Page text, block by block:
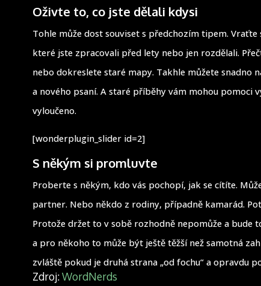
Oživte to, co jste dělali kdysi
Tohle může dost souviset s předchozím tipem.
které jste zpracovali před lety nebo jen rozdělali.
nebo dokreslete staré mapy. Takhle můžete snadno
a nového psaní. A staré příběhy vám mohou pomoci
vyloučeno.
[wonderplugin_slider id=2]
S někým si promluvte
Proberte s někým, kdo vás pochopí, jak se cítíte.
partner. Nebo někdo z rodiny, případně kamarád.
Protože držet to v sobě rozhodně nepomůže a bude
a pro někoho to může být ještě těžší než samotná
zvláště pokud je druhá strana „od fochu“ a opravdu
Zdroj:WordNerds